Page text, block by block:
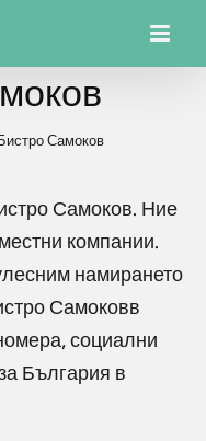
Бистро Самоков
Самоков. Ние
компании.
намирането
Самоковв
социални
България в